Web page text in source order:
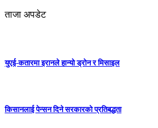
ताजा अपडेट
युएई-कतारमा इरानले हान्यो ड्रोन र मिसाइल
किसानलाई पेन्सन दिने सरकारको प्रतिबद्धता